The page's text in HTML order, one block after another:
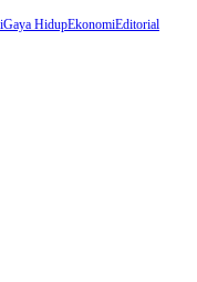
Gaya HidupEkonomiEditorial